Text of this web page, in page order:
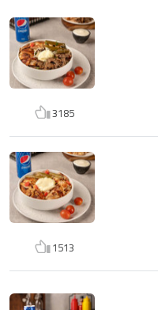
3185
1513